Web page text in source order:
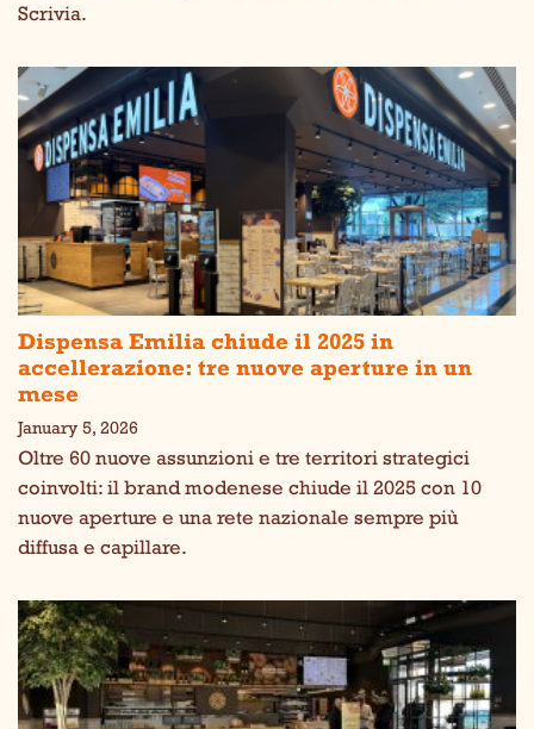
Scrivia.
Dispensa Emilia chiude il 2025 in
accellerazione: tre nuove aperture in un
mese
January 5, 2026
Oltre 60 nuove assunzioni e tre territori strategici
coinvolti: il brand modenese chiude il 2025 con 10
nuove aperture e una rete nazionale sempre più
diffusa e capillare.